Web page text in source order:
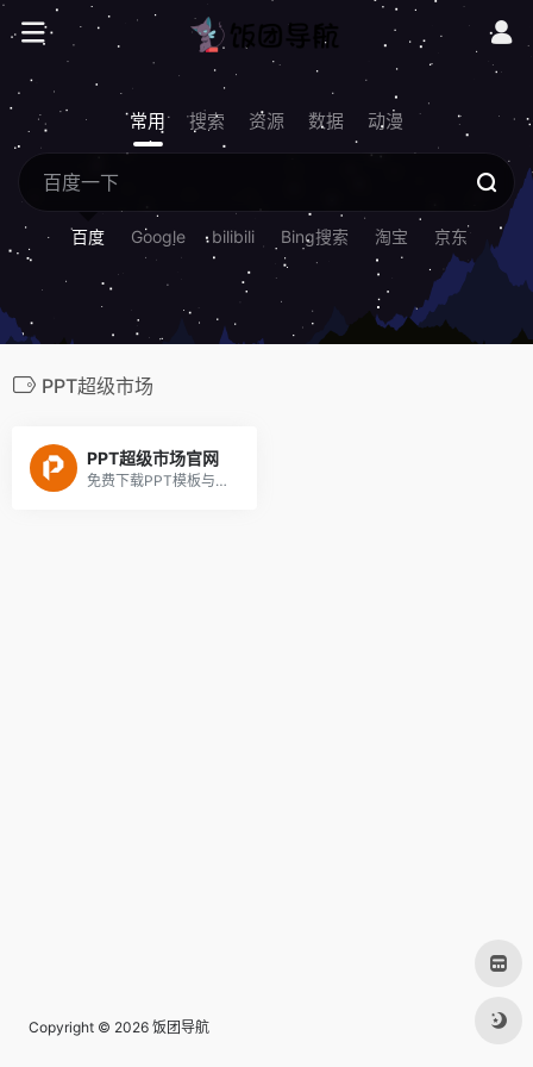
常用 搜索 资源 数据 动漫
百度 Google bilibili Bing搜索 淘宝 京东
PPT超级市场
PPT超级市场官网
免费下载PPT模板与PPT作品，提供免费的PPT代做服务，提供一站式PPT(模板、定制、工具、教程)服务，有了它，一切制作PPT的烦恼都将成为过去！
Copyright © 2026 饭团导航